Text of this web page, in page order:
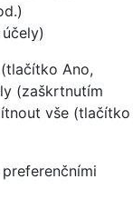
Ano,
(zaškrtnutím
vše (tlačítko